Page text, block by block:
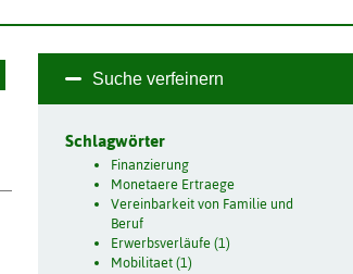
Suche verfeinern
Schlagwörter
Finanzierung
Monetaere Ertraege
Vereinbarkeit von Familie und
Beruf
Erwerbsverläufe (1)
Mobilitaet (1)